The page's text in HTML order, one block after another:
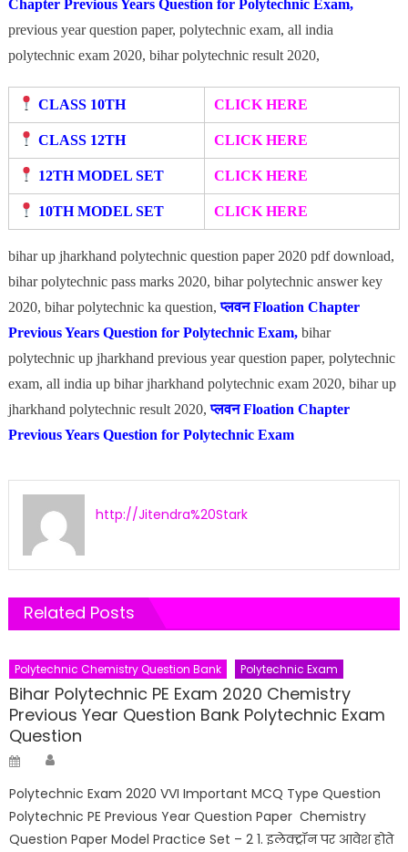
Chapter Previous Years Question for Polytechnic Exam,
previous year question paper, polytechnic exam, all india
polytechnic exam 2020, bihar polytechnic result 2020,
CLASS 10TH CLICK HERE
CLASS 12TH CLICK HERE
12TH MODEL SET CLICK HERE
10TH MODEL SET CLICK HERE
bihar up jharkhand polytechnic question paper 2020 pdf download,
bihar polytechnic pass marks 2020, bihar polytechnic answer key
2020, bihar polytechnic ka question,प्लवनFloation Chapter
Previous Years Question for Polytechnic Exam, bihar
polytechnic up jharkhand previous year question paper, polytechnic
exam, all india up bihar jharkhand polytechnic exam 2020, bihar up
jharkhand polytechnic result 2020,प्लवनFloation Chapter
Previous Years Question for Polytechnic Exam
http://Jitendra%20Stark
Related Posts
Polytechnic Chemistry Question Bank Polytechnic Exam
Bihar Polytechnic PE Exam 2020 Chemistry
Previous Year Question Bank Polytechnic Exam
Question
Posted
Polytechnic Exam 2020 VVI Important MCQ Type Question
Polytechnic PE Previous Year Question Paper Chemistry
Question Paper Model Practice Set – 2 1. इलेक्ट्रॉन पर आवेश होते